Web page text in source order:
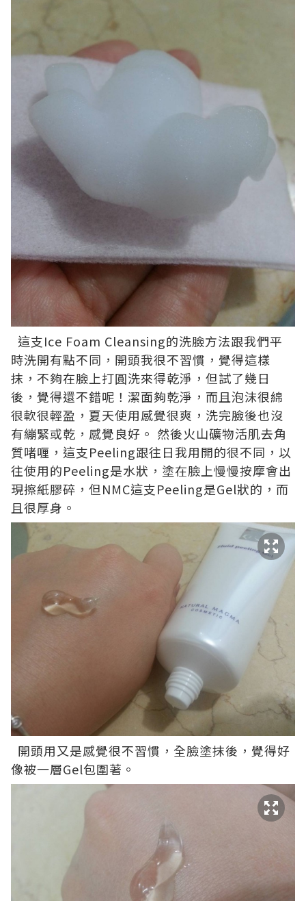
這支Ice Foam Cleansing的洗臉方法跟我們平
時洗開有點不同，開頭我很不習慣，覺得這樣
抹，不夠在臉上打圓洗來得乾淨，但試了幾日
後，覺得還不錯呢！潔面夠乾淨，而且泡沫很綿
很軟很輕盈，夏天使用感覺很爽，洗完臉後也沒
有繃緊或乾，感覺良好。 然後火山礦物活肌去角
質啫喱，這支Peeling跟往日我用開的很不同，以
往使用的Peeling是水狀，塗在臉上慢慢按摩會出
現擦紙膠碎，但NMC這支Peeling是Gel狀的，而
且很厚身。
開頭用又是感覺很不習慣，全臉塗抹後，覺得好
像被一層Gel包圍著。